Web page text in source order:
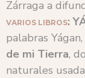
Zárraga a
VARIOS LIBROS:
palabras
de mi Tierra,
naturales